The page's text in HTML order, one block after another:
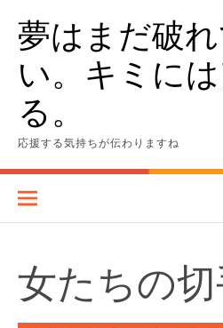
content夢はまだ破
い。キミに
る。
応援する気持ちが伝わりますね
女たちの